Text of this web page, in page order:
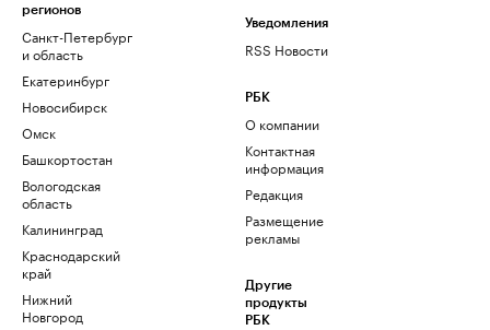
регионов
Санкт-Петербург
и область
Екатеринбург
Новосибирск
Омск
Башкортостан
Вологодская
область
Калининград
Краснодарский
край
Нижний
Новгород
Уведомления
RSS Новости
РБК
О компании
Контактная
информация
Редакция
Размещение
рекламы
Другие
продукты
РБК